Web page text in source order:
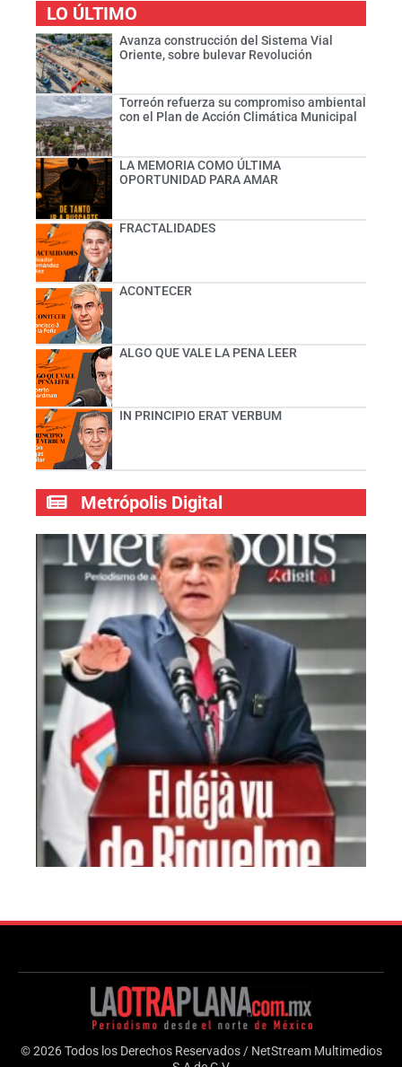
LO ÚLTIMO
Avanza construcción del Sistema Vial
Oriente, sobre bulevar Revolución
Torreón refuerza su compromiso ambiental
con el Plan de Acción Climática Municipal
LA MEMORIA COMO ÚLTIMA
OPORTUNIDAD PARA AMAR
FRACTALIDADES
ACONTECER
ALGO QUE VALE LA PENA LEER
IN PRINCIPIO ERAT VERBUM
Metrópolis Digital
© 2026 Todos los Derechos Reservados / NetStream Multimedios